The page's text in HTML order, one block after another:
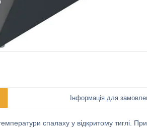
Інформація для
спалаху у відкритому тиглі.